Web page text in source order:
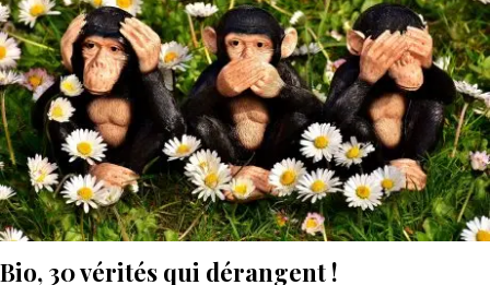
Bio, 30 vérités qui dérangent !